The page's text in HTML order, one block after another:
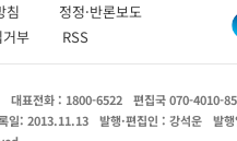
방침 정정·반론보도
부 RSS
대표전화 : 1800-6522 편집국 070-4010-
일: 2013.11.13 발행·편집인 : 강석운 발